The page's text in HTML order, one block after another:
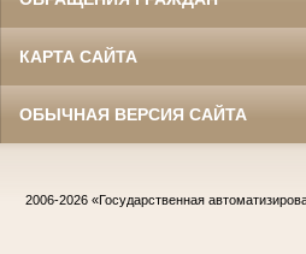
КАРТА САЙТА
ОБЫЧНАЯ ВЕРСИЯ САЙТА
2006-2026 «Государственная